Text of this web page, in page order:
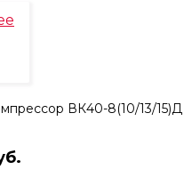
ВК40-8(10/13/15)Д